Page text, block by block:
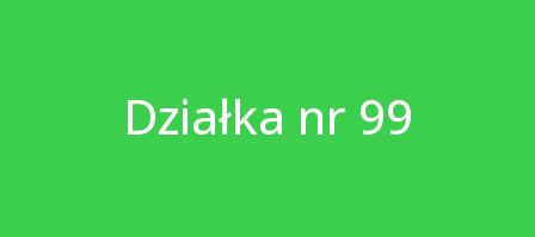
Działka nr 99